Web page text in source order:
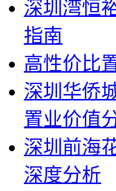
深圳湾恒
指南
高性价比
深圳华侨
置业价值
深圳前海
深度分析